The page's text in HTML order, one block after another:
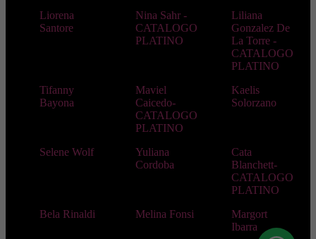
Liorena
Santore
Nina Sahr -
CATALOGO
PLATINO
Liliana
Gonzalez De
La Torre -
CATALOGO
PLATINO
Tifanny
Bayona
Maviel
Caicedo-
CATALOGO
PLATINO
Kaelis
Solorzano
Selene Wolf
Yuliana
Cordoba
Cata
Blanchett-
CATALOGO
PLATINO
Bela Rinaldi
Melina Fonsi
Margort
Ibarra